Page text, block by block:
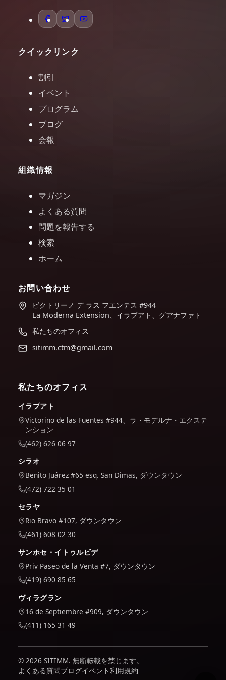
クイックリンク
割引
イベント
プログラム
ブログ
会報
組織情報
マガジン
よくある質問
問題を報告する
検索
ホーム
お問い合わせ
ビクトリーノ デ ラス フエンテス #944
La Moderna Extension、イラプアト、グアナファト
私たちのオフィス
sitimm.ctm@gmail.com
私たちのオフィス
イラプアト
Victorino de las Fuentes #944、ラ・モデルナ・エクステ
ンション
(462) 626 06 97
シラオ
Benito Juárez #65 esq. San Dimas, ダウンタウン
(472) 722 35 01
セラヤ
Rio Bravo #107, ダウンタウン
(461) 608 02 30
サンホセ・イトゥルビデ
Priv Paseo de la Venta #7, ダウンタウン
(419) 690 85 65
ヴィラグラン
16 de Septiembre #909, ダウンタウン
(411) 165 31 49
© 2026 SITIMM. 無断転載を禁じます。
よくある質問ブログイベント利用規約